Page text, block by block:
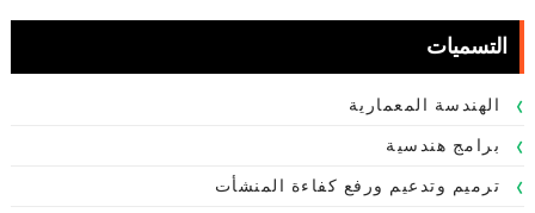
التسميات
الهندسة المعمارية
برامج هندسية
ترميم وتدعيم ورفع كفاءة المنشأت